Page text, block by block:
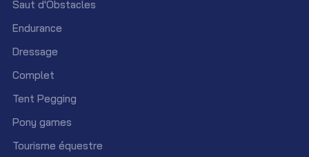
Saut d'Obstacles
Endurance
Dressage
Complet
Tent Pegging
Pony games
Tourisme équestre